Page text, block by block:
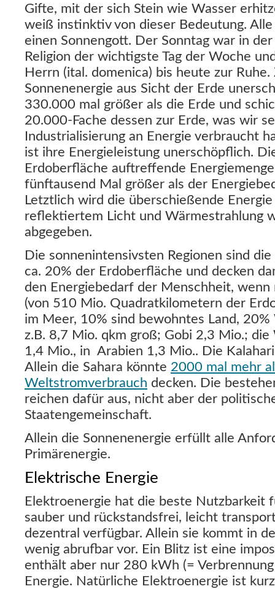
Gifte, mit der sich Stein wie Wasser
weiß instinktiv von dieser Bedeutung.
einen Sonnengott. Der Sonntag war in
Religion der wichtigste Tag der Woche
Herrn (ital. domenica) bis heute zur Ruhe.
Sonnenenergie aus Sicht der Erde
330.000 mal größer als die Erde und
20.000-Fache dessen zur Erde, was wir
Industrialisierung an Energie verbraucht
ist ihre Energieleistung unerschöpflich.
Erdoberfläche auftreffende
fünftausend Mal größer als der
Letztlich wird die überschießende
reflektiertem Licht und Wärmestrahlung
abgegeben.
Die sonnenintensivsten Regionen sind
ca. 20% der Erdoberfläche und decken
den Energiebedarf der Menschheit,
(von 510 Mio. Quadratkilometern der
im Meer, 10% sind bewohntes Land,
z.B. 8,7 Mio. qkm groß; Gobi 2,3 Mio.;
1,4 Mio., in Arabien 1,3 Mio.. Die
Allein die Sahara könnte 2000 mal mehr
Weltstromverbrauch decken. Die
reichen dafür aus, nicht aber der
Staatengemeinschaft.
Allein die Sonnenenergie erfüllt alle
Primärenergie.
Elektrische Energie
Elektroenergie hat die beste Nutzbarkeit
sauber und rückstandsfrei, leicht
dezentral verfügbar. Allein sie kommt in
wenig abrufbar vor. Ein Blitz ist eine
enthält aber nur 280 kWh (=
Energie. Natürliche Elektroenergie ist